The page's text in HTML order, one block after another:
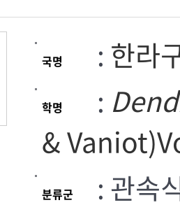
국명 : 한라
학명 :
&
분류군 : 관속